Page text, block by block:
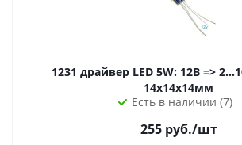
1231 драйвер LED 5W: 12В => 2...10,5В/700мА
14х14х14мм
Есть в наличии (7)
255руб./шт